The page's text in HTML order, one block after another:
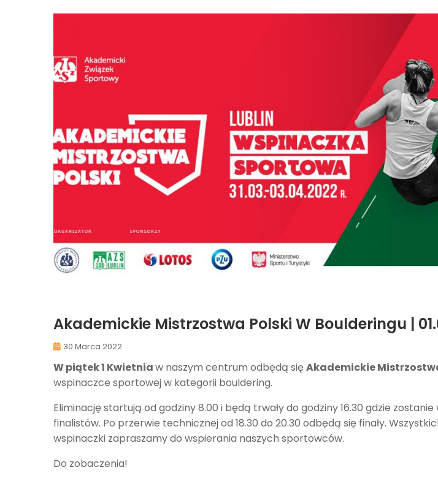
Akademickie Mistrzostwa Polski W Boulderingu |
30 Marca 2022
W piątek 1 Kwietniaw naszym centrum odbędą sięAkademickie
wspinaczce sportowej w kategorii bouldering.
Eliminację startują od godziny 8.00 i będą trwały do godziny 16.30 gdzie zostanie
finalistów. Po przerwie technicznej od 18.30 do 20.30 odbędą się finały.
wspinaczki zapraszamy do wspierania naszych sportowców.
Do zobaczenia!